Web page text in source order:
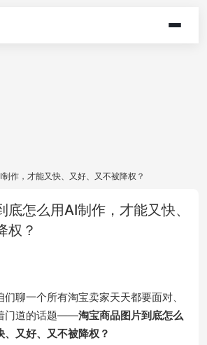
作，才能又快、又好、又不被降权？
底怎么用AI制作，才能又快、
权？
聊一个所有淘宝卖家天天都要面对、
门道的话题——淘宝商品图片到底怎么
又好、又不被降权？